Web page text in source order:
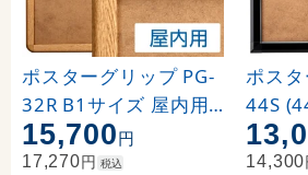
ポスターグリップ PG-
32R B1サイズ 屋内用
角丸 けやき
15,700円
17,270円 税込
ポス
44S
ズ 屋
ク ※吊
14,300